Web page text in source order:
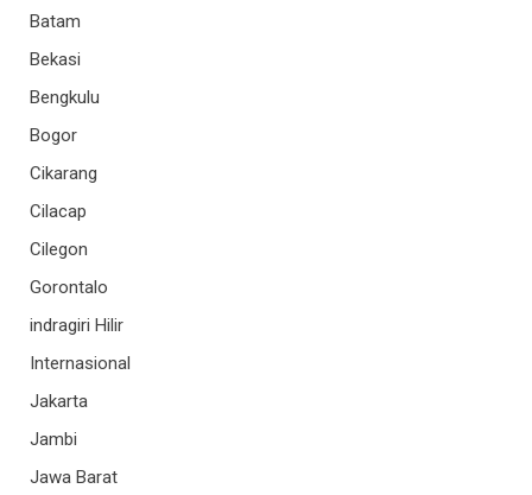
Batam
Bekasi
Bengkulu
Bogor
Cikarang
Cilacap
Cilegon
Gorontalo
indragiri Hilir
Internasional
Jakarta
Jambi
Jawa Barat